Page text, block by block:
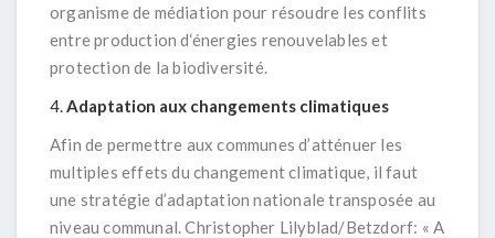
organisme de médiation pour résoudre les conflits
entre production d‘énergies renouvelables et
protection de la biodiversité.
Adaptation aux changements climatiques
Afin de permettre aux communes d’atténuer les
multiples effets du changement climatique, il faut
une stratégie d’adaptation nationale transposée au
niveau communal. Christopher Lilyblad/Betzdorf: « A